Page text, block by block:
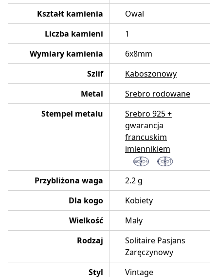
Kształt kamienia
Owal
Liczba kamieni
1
Wymiary kamienia
6x8mm
Szlif
Kaboszonowy
Metal
Srebro rodowane
Stempel metalu
Srebro 925 +
gwarancja
francuskim
imiennikiem
Przybliżona waga
2.2 g
Dla kogo
Kobiety
Wielkość
Mały
Rodzaj
Solitaire Pasjans
Zaręczynowy
Styl
Vintage